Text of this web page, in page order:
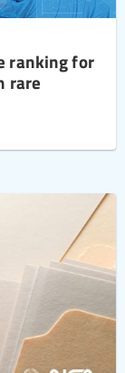
ranking for
rare